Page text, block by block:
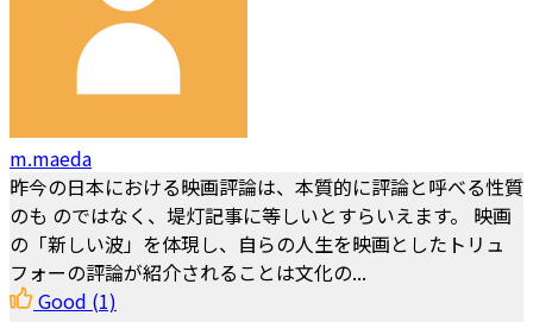
m.maeda
昨今の日本における映画評論は、本質的に評論と呼べる性質
のも のではなく、堤灯記事に等しいとすらいえます。 映画
の「新しい波」を体現し、自らの人生を映画としたトリュ
フォーの評論が紹介されることは文化の...
Good (1)